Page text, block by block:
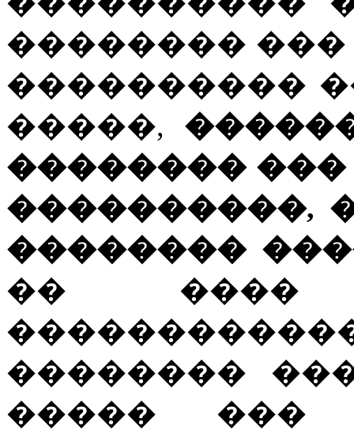
��������
����������
�����,
��������
����������,
��������
�� ����
��������
����� ���